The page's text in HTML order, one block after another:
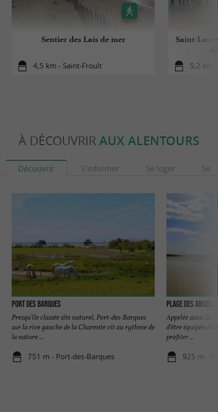
Sentier des Lais de mer
4,5 km - Saint-Froult
Saint-
5,2 km
À DÉCOUVRIR AUX ALENTOURS
Découvrir S'informer Se loger Se
Port des Barques
Presqu’île classée site naturel, Port-des-Barques
sur la rive gauche de la Charente vit au rythme de
la nature ...
751 m - Port-des-Barques
Plage des Anses
Appelée aussi la
d'être équipée
profiter ...
925 m -